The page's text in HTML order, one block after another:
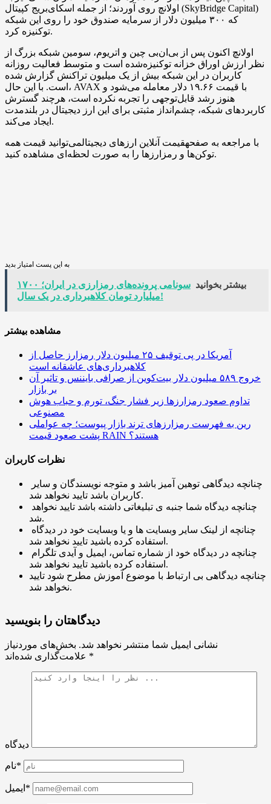
اولانچ روی آوردند؛ از جمله اسکای‌بریج کپیتال (SkyBridge Capital)
که ۳۰۰ میلیون دلار از سرمایه صندوق خود را روی این شبکه
توکنیزه کرد.
اولانچ اکنون پس از بی‌ان‌بی چین و اتریوم، سومین شبکه بزرگ از
نظر ارزش اوراق خزانه توکنیزه‌شده است و متوسط فعالیت روزانه
کاربران در این شبکه بیش از یک میلیون تراکنش گزارش شده
است. با این حال، AVAX با قیمت ۱۹.۶۶ دلار معامله می‌شود و
هنوز رشد قابل‌توجهی را تجربه نکرده است، هرچند گسترش
کاربردهای شبکه، چشم‌انداز مثبتی برای این ارز دیجیتال در بلندمدت
ایجاد می‌کند.
با مراجعه به صفحهقیمت آنلاین ارزهای دیجیتالمی‌توانید قیمت همه
توکن‌ها و رمزارزها را به صورت لحظه‌ای مشاهده کنید.
به این پست امتیاز بدید
بیشتر بخوانید
سونامی پرونده‌های رمزارزی در ایران؛ ۱۷۰۰
میلیارد تومان کلاهبرداری در یک سال!
مشاهده بیشتر
آمریکا در پی توقیف ۲۵ میلیون دلار رمزارز حاصل از
کلاهبرداری‌های عاشقانه است
خروج ۵۸۹ میلیون دلار بیت‌کوین از صرافی بایننس و تاثیر آن
بر بازار
تداوم صعود رمزارزها زیر فشار جنگ، تورم و حباب هوش
مصنوعی
رین به فهرست رمزارزهای ترند بازار پیوست؛ چه عواملی
پشت صعود قیمت RAIN هستند؟
نظرات کاربران
کاربران باشد تایید نخواهد شد.
شد.
استفاده کرده باشید تایید نخواهد شد.
استفاده کرده باشید تایید نخواهد شد.
چنانچه دیدگاهی بی ارتباط با موضوع آموزش مطرح شود تایید
نخواهد شد.
دیدگاهتان را بنویسید
نشانی ایمیل شما منتشر نخواهد شد. بخش‌های موردنیاز
*
دیدگاه
نام*
ایمیل*